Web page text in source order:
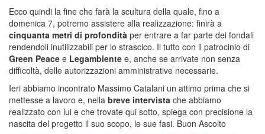
Ecco quindi la fine che farà la scultura della quale, fino a
domenica 7, potremo assistere alla realizzazione: finirà a
cinquanta metri di profondità per entrare a far parte dei fondali
rendendoli inutilizzabili per lo strascico. Il tutto con il patrocinio di
Green Peace e Legambiente e, anche se arrivate non senza
difficoltà, delle autorizzazioni amministrative necessarie.
Ieri abbiamo incontrato Massimo Catalani un attimo prima che si
mettesse a lavoro e, nella breve intervista che abbiamo
realizzato con lui e che trovate qui sotto, spiega con precisione la
nascita del progetto il suo scopo, le sue fasi. Buon Ascolto